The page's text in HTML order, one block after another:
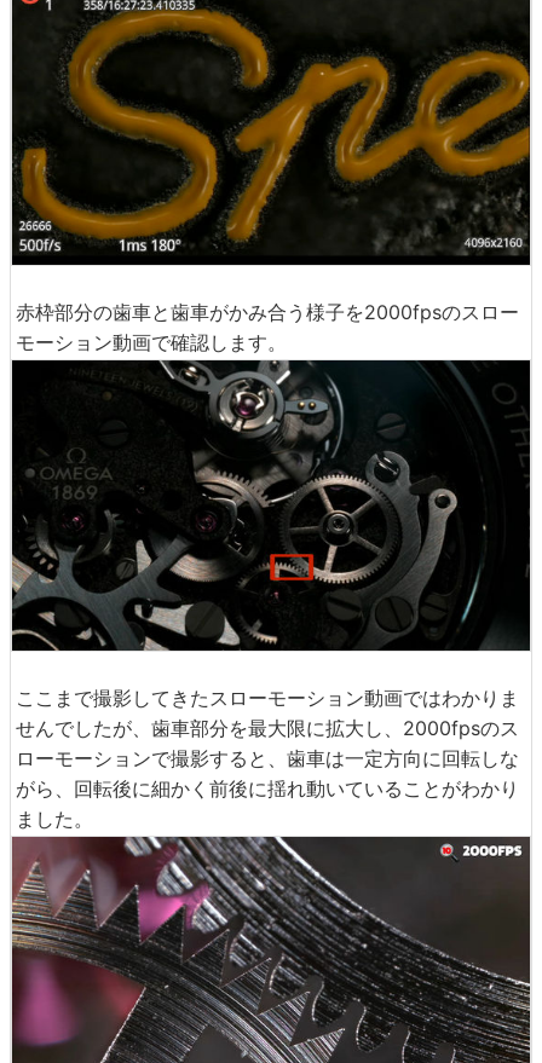
赤枠部分の歯車と歯車がかみ合う様子を2000fpsのスロー
モーション動画で確認します。
ここまで撮影してきたスローモーション動画ではわかりま
せんでしたが、歯車部分を最大限に拡大し、2000fpsのス
ローモーションで撮影すると、歯車は一定方向に回転しな
がら、回転後に細かく前後に揺れ動いていることがわかり
ました。